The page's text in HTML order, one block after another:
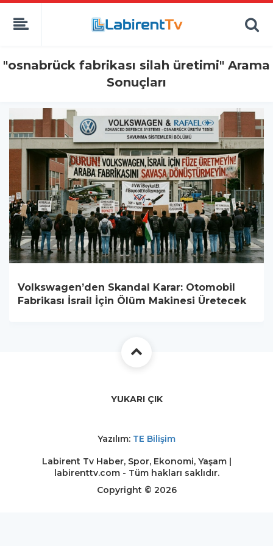
"osnabrück fabrikası silah üretimi" Arama
Sonuçları
Volkswagen’den Skandal Karar: Otomobil
Fabrikası İsrail İçin Ölüm Makinesi Üretecek
YUKARI ÇIK
Yazılım: TE Bilişim
Labirent Tv Haber, Spor, Ekonomi, Yaşam |
labirenttv.com - Tüm hakları saklıdır.
Copyright © 2026